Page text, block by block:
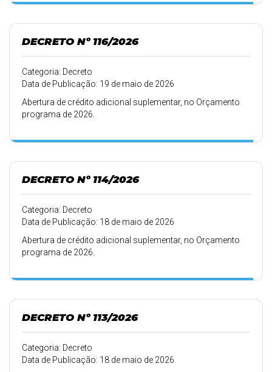
DECRETO Nº 116/2026
Categoria: Decreto
Data de Publicação: 19 de maio de 2026
Abertura de crédito adicional suplementar, no Orçamento
programa de 2026.
DECRETO Nº 114/2026
Categoria: Decreto
Data de Publicação: 18 de maio de 2026
Abertura de crédito adicional suplementar, no Orçamento
programa de 2026.
DECRETO Nº 113/2026
Categoria: Decreto
Data de Publicação: 18 de maio de 2026